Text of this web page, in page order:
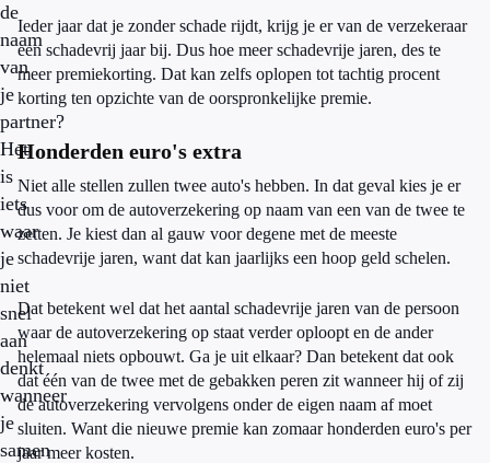
de
naam
van
je
partner?
Het
is
iets
waar
je
niet
snel
aan
denkt
wanneer
je
samen
Ieder jaar dat je zonder schade rijdt, krijg je er van de verzekeraar
een schadevrij jaar bij. Dus hoe meer schadevrije jaren, des te
meer premiekorting. Dat kan zelfs oplopen tot tachtig procent
korting ten opzichte van de oorspronkelijke premie.
Honderden euro's extra
Niet alle stellen zullen twee auto's hebben. In dat geval kies je er
dus voor om de autoverzekering op naam van een van de twee te
zetten. Je kiest dan al gauw voor degene met de meeste
schadevrije jaren, want dat kan jaarlijks een hoop geld schelen.
Dat betekent wel dat het aantal schadevrije jaren van de persoon
waar de autoverzekering op staat verder oploopt en de ander
helemaal niets opbouwt. Ga je uit elkaar? Dan betekent dat ook
dat één van de twee met de gebakken peren zit wanneer hij of zij
de autoverzekering vervolgens onder de eigen naam af moet
sluiten. Want die nieuwe premie kan zomaar honderden euro's per
jaar meer kosten.